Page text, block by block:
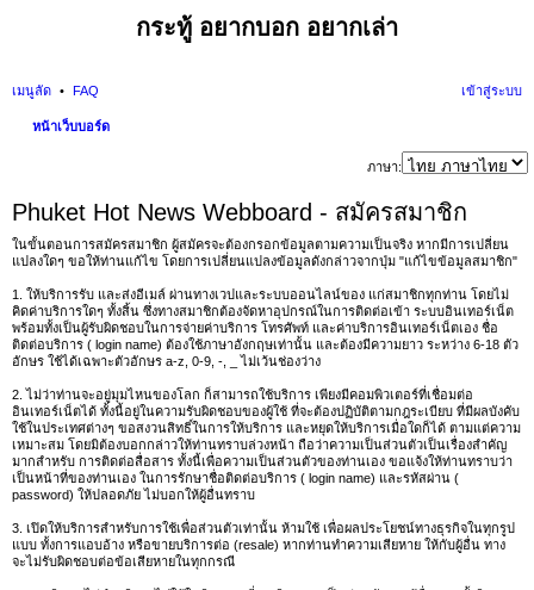
กระทู้ อยากบอก อยากเล่า
เมนูลัด FAQ เข้าสู่ระบบ
หน้าเว็บบอร์ด
นห
ภาษา:
Phuket Hot News Webboard - สมัครสมาชิก
ในขั้นตอนการสมัครสมาชิก ผู้สมัครจะต้องกรอกข้อมูลตามความเป็นจริง หากมีการเปลี่ยน
แปลงใดๆ ขอให้ท่านแก้ไข โดยการเปลี่ยนแปลงข้อมูลดังกล่าวจากปุ่ม "แก้ไขข้อมูลสมาชิก"
1. ให้บริการรับ และส่งอีเมล์ ผ่านทางเวปและระบบออนไลน์ของ แก่สมาชิกทุกท่าน โดยไม่
คิดค่าบริการใดๆ ทั้งสิ้น ซึ่งทางสมาชิกต้องจัดหาอุปกรณ์ในการติดต่อเข้า ระบบอินเทอร์เน็ต
พร้อมทั้งเป็นผู้รับผิดชอบในการจ่ายค่าบริการ โทรศัพท์ และค่าบริการอินเทอร์เน็ตเอง ชื่อ
ติดต่อบริการ ( login name) ต้องใช้ภาษาอังกฤษเท่านั้น และต้องมีความยาว ระหว่าง 6-18 ตัว
อักษร ใช้ได้เฉพาะตัวอักษร a-z, 0-9, -, _ ไม่เว้นช่องว่าง
2. ไม่ว่าท่านจะอยู่มุมไหนของโลก ก็สามารถใช้บริการ เพียงมีคอมพิวเตอร์ที่เชื่อมต่อ
อินเทอร์เน็ตได้ ทั้งนี้อยู่ในความรับผิดชอบของผู้ใช้ ที่จะต้องปฏิบัติตามกฎระเบียบ ที่มีผลบังคับ
ใช้ในประเทศต่างๆ ขอสงวนสิทธิ์ในการให้บริการ และหยุดให้บริการเมื่อใดก็ได้ ตามแต่ความ
เหมาะสม โดยมิต้องบอกกล่าวให้ท่านทราบล่วงหน้า ถือว่าความเป็นส่วนตัวเป็นเรื่องสำคัญ
มากสำหรับ การติดต่อสื่อสาร ทั้งนี้เพื่อความเป็นส่วนตัวของท่านเอง ขอแจ้งให้ท่านทราบว่า
เป็นหน้าที่ของท่านเอง ในการรักษาชื่อติดต่อบริการ ( login name) และรหัสผ่าน (
password) ให้ปลอดภัย ไม่บอกให้ผู้อื่นทราบ
3. เปิดให้บริการสำหรับการใช้เพื่อส่วนตัวเท่านั้น ห้ามใช้ เพื่อผลประโยชน์ทางธุรกิจในทุกรูป
แบบ ทั้งการแอบอ้าง หรือขายบริการต่อ (resale) หากท่านทำความเสียหาย ให้กับผู้อื่น ทาง
จะไม่รับผิดชอบต่อข้อเสียหายในทุกกรณี